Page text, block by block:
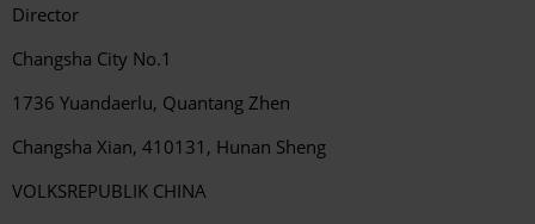
Director
Changsha City No.1
1736 Yuandaerlu, Quantang Zhen
Changsha Xian, 410131, Hunan Sheng
VOLKSREPUBLIK CHINA